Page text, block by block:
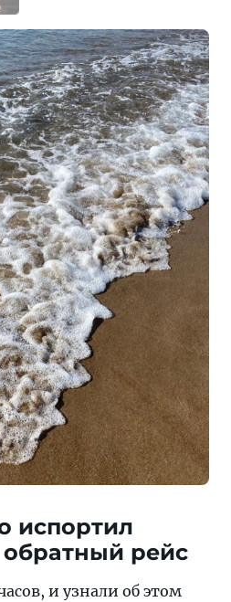
испортил
обратный рейс
и узнали об этом